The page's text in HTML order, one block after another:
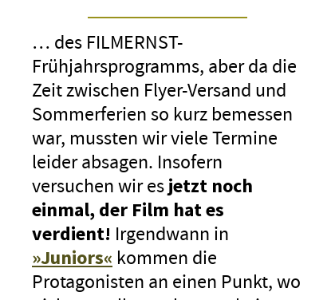
… des FILMERNST-
Frühjahrsprogramms, aber da die
Zeit zwischen Flyer-Versand und
Sommerferien so kurz bemessen
war, mussten wir viele Termine
leider absagen. Insofern
versuchen wir esjetzt noch
einmal, der Film hat es
verdient! Irgendwann in
»Juniors« kommen die
Protagonisten an einen Punkt, wo